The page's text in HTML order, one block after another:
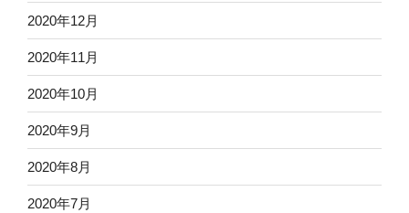
2020年12月
2020年11月
2020年10月
2020年9月
2020年8月
2020年7月